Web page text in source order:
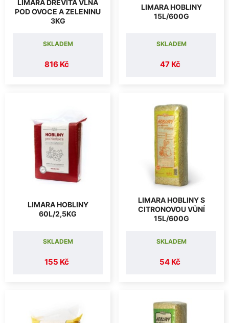
LIMARA DŘEVITÁ VLNA
POD OVOCE A ZELENINU
3KG
816 Kč
SKLADEM
LIMARA HOBLINY
15L/600G
47 Kč
SKLADEM
LIMARA HOBLINY
60L/2,5KG
155 Kč
SKLADEM
LIMARA HOBLINY S
CITRONOVOU VŮNÍ
15L/600G
54 Kč
SKLADEM